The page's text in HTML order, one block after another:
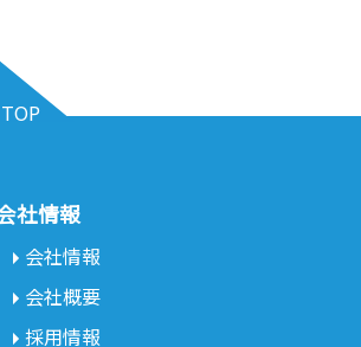
社情報
会社情報
会社概要
採用情報